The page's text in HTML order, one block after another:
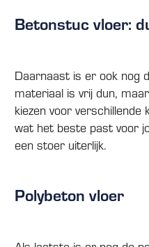
Betonstuc vloer:
Daarnaast is er ook nog
materiaal is vrij dun, maar
kiezen voor verschillende
wat het beste past voor
een stoer uiterlijk.
Polybeton vloer